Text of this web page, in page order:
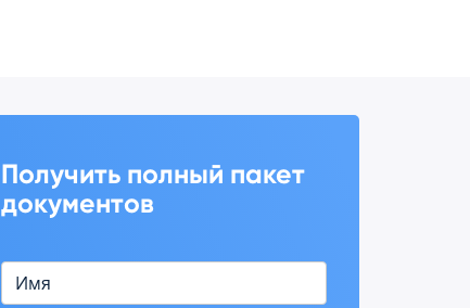
Получить полный пакет
документов